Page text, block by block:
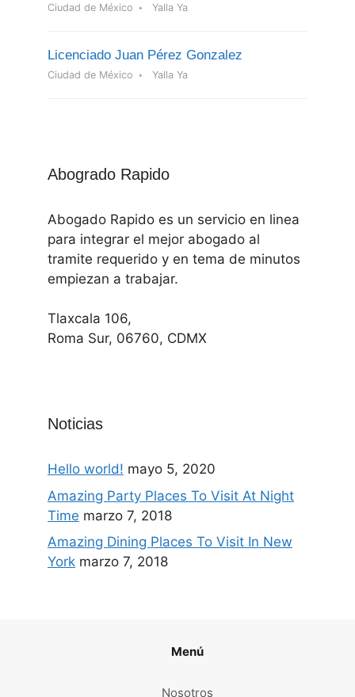
Ciudad de México Yalla Ya
Licenciado Juan Pérez Gonzalez
Ciudad de México Yalla Ya
Abogrado Rapido
Abogado Rapido es un servicio en linea
para integrar el mejor abogado al
tramite requerido y en tema de minutos
empiezan a trabajar.
Tlaxcala 106,
Roma Sur, 06760, CDMX
Noticias
Hello world! mayo 5, 2020
Amazing Party Places To Visit At Night
Time marzo 7, 2018
Amazing Dining Places To Visit In New
York marzo 7, 2018
Menú
Nosotros